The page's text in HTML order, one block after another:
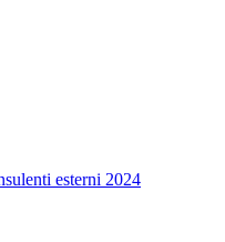
esterni 2024